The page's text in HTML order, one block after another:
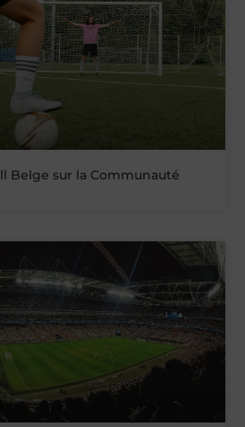
Belge sur la Communauté